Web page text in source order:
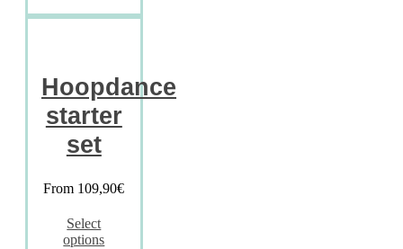
Hoopdance
starter
set
From 109,90€
Select
options